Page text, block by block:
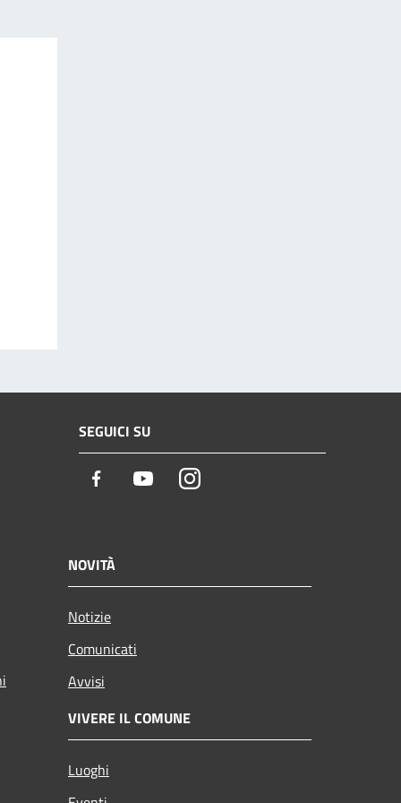
SEGUICI SU
Facebook YoutubeInstagram
NOVITÀ
Notizie
Comunicati
Avvisi
VIVERE IL COMUNE
Luoghi